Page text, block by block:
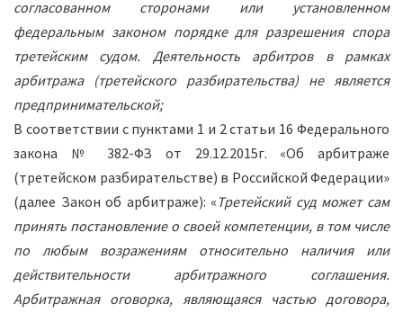
согласованном сторонами или установленном
федеральным законом порядке для разрешения спора
третейским судом. Деятельность арбитров в рамках
арбитража (третейского разбирательства) не является
предпринимательской;
В соответствии с пунктами 1 и 2 статьи 16 Федерального
закона № 382-ФЗ от 29.12.2015г. «Об арбитраже
(третейском разбирательстве) в Российской Федерации»
(далее Закон об арбитраже): « Третейский суд может сам
принять постановление о своей компетенции, в том числе
по любым возражениям относительно наличия или
действительности арбитражного соглашения.
Арбитражная оговорка, являющаяся частью договора,